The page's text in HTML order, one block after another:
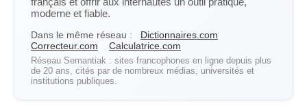
moderne et fiable.
Dans le même réseau :
Dictionnaires.com
Correcteur.com
Calculatrice.com
Réseau Semantiak : sites francophones en ligne depuis plus
de 20 ans, cités par de nombreux médias, universités et
institutions publiques.